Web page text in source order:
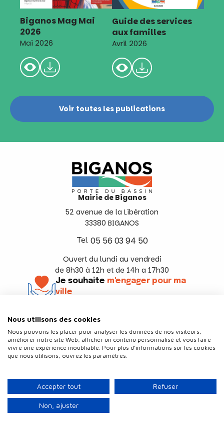
Biganos Mag Mai
2026
Mai 2026
Guide des services
aux familles
Avril 2026
Voir toutes les publications
Mairie de Biganos
52 avenue de la Libération
33380 BIGANOS
Tel. 05 56 03 94 50
Ouvert du lundi au vendredi
de 8h30 à 12h et de 14h a 17h30
Je souhaite m'engager pour ma
ville
Suivez-nous
Politique de confidentialité
Plan du site
Nous utilisons des cookies
Nous pouvons les placer pour analyser les données de nos visiteurs,
améliorer notre site Web, afficher un contenu personnalisé et vous faire
vivre une expérience inoubliable. Pour plus d'informations sur les cookies
que nous utilisons, ouvrez les paramètres.
Accepter tout Refuser
Non, ajuster